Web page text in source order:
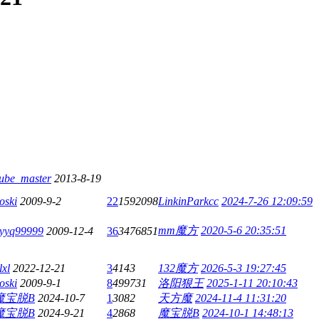
2013-8-19
2009-9-2 221592098LinkinParkcc 2024-7-26 12:09:59
2009-12-4 363476851mm魔方 2020-5-6 20:35:51
2022-12-21 34143 132魔方 2026-5-3 19:27:45
2009-9-1 8499731 洛阳狠王 2025-1-11 20:10:43
宝脱B 2024-10-7 13082 天方魔 2024-11-4 11:31:20
宝脱B 2024-9-21 42868 魔宝脱B 2024-10-1 14:48:13